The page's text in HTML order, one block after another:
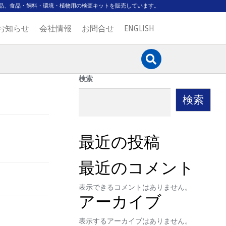
食品・飼料・環境・植物用の検査キットを販売しています。
知らせ 会社情報 お問合せ ENGLISH
検索
検索
最近の投稿
最近のコメント
表示できるコメントはありません。
アーカイブ
表示するアーカイブはありません。